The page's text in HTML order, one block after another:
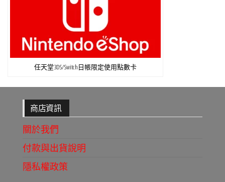
任天堂3DS/Switch日帳限定使用點數卡
商店資訊
關於我們
付款與出貨說明
隱私權政策